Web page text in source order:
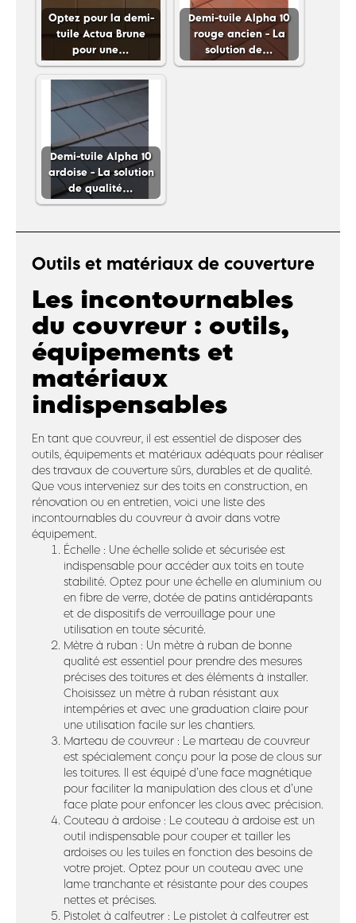
Optez pour la demi-
tuile Actua Brune
pour une…
Demi-tuile Alpha 10
rouge ancien - La
solution de…
Demi-tuile Alpha 10
ardoise - La solution
de qualité…
Outils et matériaux de couverture
Les incontournables
du couvreur : outils,
équipements et
matériaux
indispensables
En tant que couvreur, il est essentiel de disposer des
outils, équipements et matériaux adéquats pour réaliser
des travaux de couverture sûrs, durables et de qualité.
Que vous interveniez sur des toits en construction, en
rénovation ou en entretien, voici une liste des
incontournables du couvreur à avoir dans votre
équipement.
Échelle : Une échelle solide et sécurisée est
indispensable pour accéder aux toits en toute
stabilité. Optez pour une échelle en aluminium ou
en fibre de verre, dotée de patins antidérapants
et de dispositifs de verrouillage pour une
utilisation en toute sécurité.
Mètre à ruban : Un mètre à ruban de bonne
qualité est essentiel pour prendre des mesures
précises des toitures et des éléments à installer.
Choisissez un mètre à ruban résistant aux
intempéries et avec une graduation claire pour
une utilisation facile sur les chantiers.
Marteau de couvreur : Le marteau de couvreur
est spécialement conçu pour la pose de clous sur
les toitures. Il est équipé d’une face magnétique
pour faciliter la manipulation des clous et d’une
face plate pour enfoncer les clous avec précision.
Couteau à ardoise : Le couteau à ardoise est un
outil indispensable pour couper et tailler les
ardoises ou les tuiles en fonction des besoins de
votre projet. Optez pour un couteau avec une
lame tranchante et résistante pour des coupes
nettes et précises.
Pistolet à calfeutrer : Le pistolet à calfeutrer est